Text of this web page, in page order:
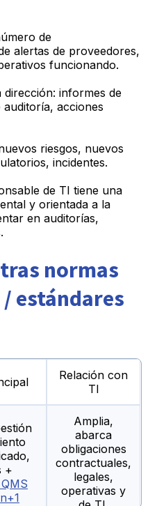
de
alertas de proveedores,
funcionando.
dirección: informes de
acciones
riesgos, nuevos
incidentes.
de TI tiene una
y orientada a la
en auditorías,
normas
estándares
Relación con
TI
+
QMS
Amplia,
abarca
obligaciones
contractuales,
legales,
operativas y